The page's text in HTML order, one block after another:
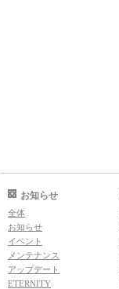
お知らせ
全体
お知らせ
イベント
メンテナンス
アップデート
ETERNITY